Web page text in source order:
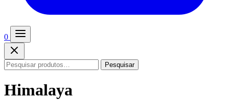
0
Pesquisar
Himalaya